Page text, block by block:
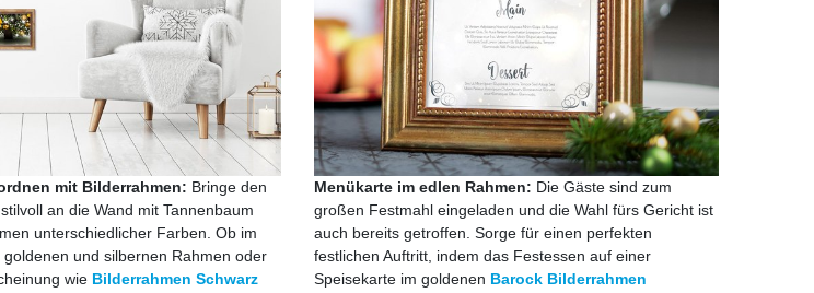
mit Bilderrahmen: Bringe den
an die Wand mit Tannenbaum
unterschiedlicher Farben. Ob im
und silbernen Rahmen oder
wie Bilderrahmen Schwarz
Menükarte im edlen Rahmen: Die Gäste sind zum
großen Festmahl eingeladen und die Wahl fürs Gericht ist
auch bereits getroffen. Sorge für einen perfekten
festlichen Auftritt, indem das Festessen auf einer
Speisekarte im goldenen Barock Bilderrahmen